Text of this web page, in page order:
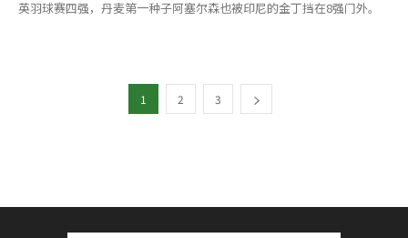
英羽球赛四强，丹麦第一种子阿塞尔森也被印尼的金丁挡在8强门外。
1 2 3